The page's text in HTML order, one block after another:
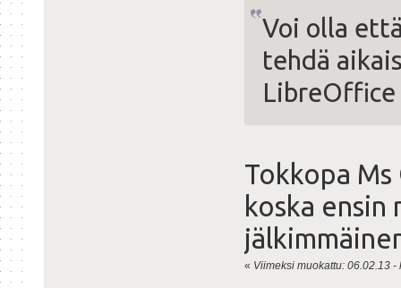
Voi olla
tehdä
Tokkopa
koska
« Viimeksi muokattu: 06.02.13